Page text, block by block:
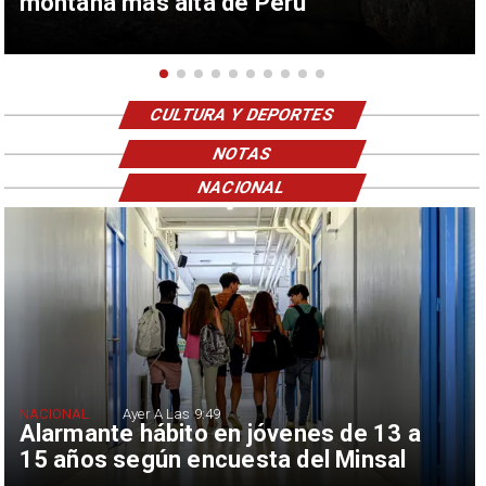
CULTURA Y DEPORTES
NOTAS
Alarmante hábito en jóvenes de 13 a
15 años según encuesta del Minsal
NACIONAL Ayer A Las 9:49
NACIONAL